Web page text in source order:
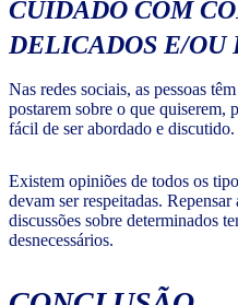
CUIDADO COM
DELICADOS E/OU
Nas redes sociais, as pessoas
postarem sobre o que quiserem,
fácil de ser abordado e discutido.
Existem opiniões de todos os
devam ser respeitadas.
discussões sobre determinados
desnecessários.